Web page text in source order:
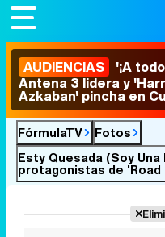
AUDIENCIAS '¡A
Antena 3 lidera y
Azkaban' pincha en
FórmulaTV
Fotos
Esty Quesada (Soy
protagonistas de 'Road